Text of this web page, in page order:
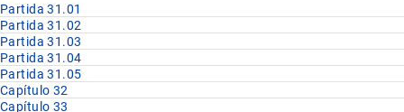
Partida 31.01
Partida 31.02
Partida 31.03
Partida 31.04
Partida 31.05
Capítulo 32
Capítulo 33